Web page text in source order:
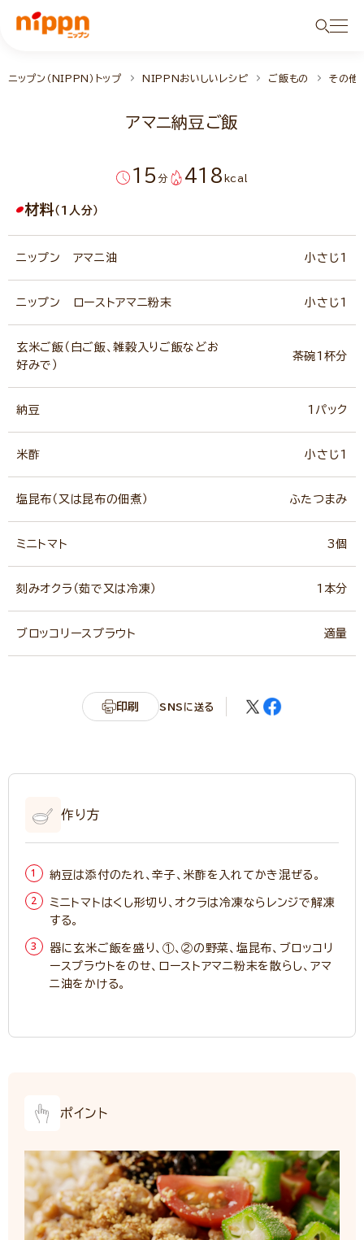
ニップン（NIPPN）トップ NIPPNおいしいレシピ ご飯もの その他
アマニ納豆ご飯
15 分 418 kcal
材料（1人分）
ニップン アマニ油 小さじ1
ニップン ローストアマニ粉末 小さじ1
玄米ご飯（白ご飯、雑穀入りご飯などお
好みで）
茶碗1杯分
納豆 1パック
米酢 小さじ1
塩昆布（又は昆布の佃煮） ふたつまみ
ミニトマト 3個
刻みオクラ（茹で又は冷凍） 1本分
ブロッコリースプラウト 適量
印刷 SNSに送る
作り方
納豆は添付のたれ、辛子、米酢を入れてかき混ぜる。
ミニトマトはくし形切り、オクラは冷凍ならレンジで解凍
する。
器に玄米ご飯を盛り、①、②の野菜、塩昆布、ブロッコリ
ースプラウトをのせ、ローストアマニ粉末を散らし、アマ
ニ油をかける。
ポイント